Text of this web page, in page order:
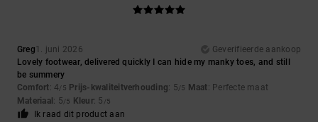
Greg1. juni 2026
Geverifieerde aankoop
Lovely footwear, delivered quickly I can hide my manky toes, and still
be summery
Comfort: 4/5 Prijs-kwaliteitverhouding: 5/5 Maat: Perfecte maat
Materiaal : 5/5 Kleur: 5 /5
Ik raad dit product aan